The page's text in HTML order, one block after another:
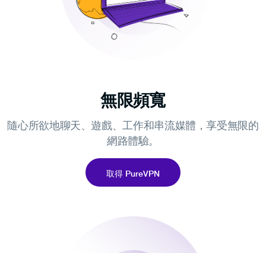
無限頻寬
隨心所欲地聊天、遊戲、工作和串流媒體，享受無限的
網路體驗。
取得 PureVPN